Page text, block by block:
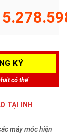
có thể
TẠI INH
máy móc hiện